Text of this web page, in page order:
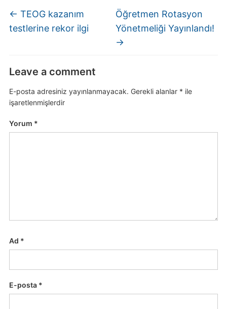
← TEOG kazanım
testlerine rekor ilgi
Öğretmen Rotasyon
Yönetmeliği Yayınlandı!
→
Leave a comment
E-posta adresiniz yayınlanmayacak. Gerekli alanlar * ile
işaretlenmişlerdir
Yorum *
Ad *
E-posta *